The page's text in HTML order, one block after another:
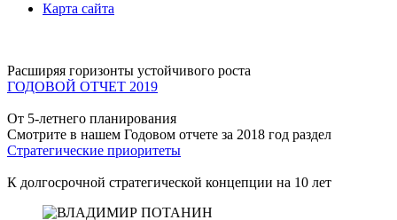
Карта сайта
Расширяя горизонты устойчивого роста
ГОДОВОЙ ОТЧЕТ 2019
От 5-летнего планирования
Смотрите в нашем Годовом отчете за 2018 год раздел
Стратегические приоритеты
К долгосрочной стратегической концепции на 10 лет